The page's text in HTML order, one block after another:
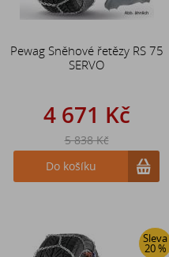
Pewag Sněhové řetězy RS 75
SERVO
4 671 Kč
5 838 Kč
Do košíku
Sleva
20 %